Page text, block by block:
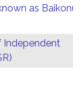
as Baikonur
Independent